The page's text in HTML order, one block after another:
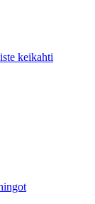
keikahti